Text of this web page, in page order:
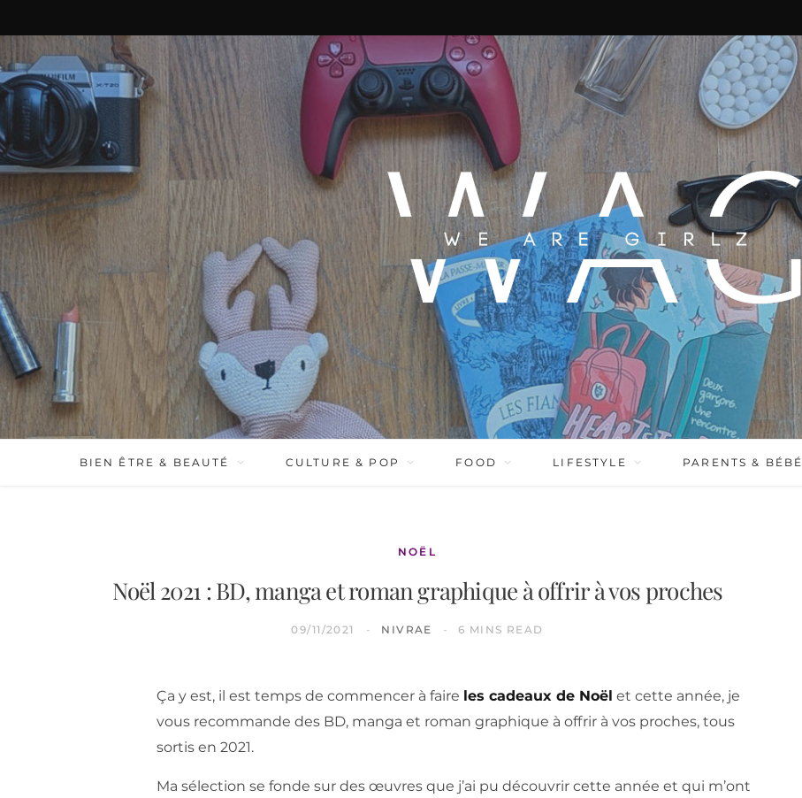
BIEN ÊTRE & BEAUTÉ CULTURE & POP FOOD LIFESTYLE PARENTS & BÉBÉ
NOËL
Noël 2021 : BD, manga et roman graphique à offrir à vos proches
09/11/2021 NIVRAE 6 MINS READ
Ça y est, il est temps de commencer à faire les cadeaux de Noël et cette année, je
vous recommande des BD, manga et roman graphique à offrir à vos proches, tous
sortis en 2021.
Ma sélection se fonde sur des œuvres que j’ai pu découvrir cette année et qui m’ont